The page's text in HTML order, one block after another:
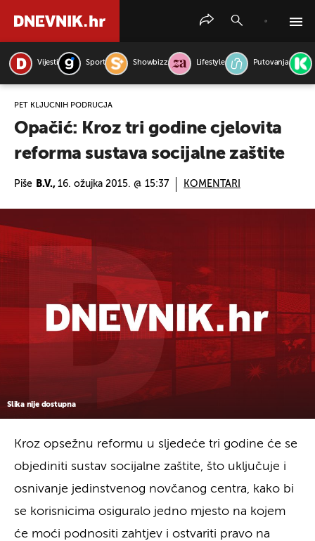
Vijesti Sport Showbizz Lifestyle Putovanja
PET KLJUČNIH PODRUČJA
Opačić: Kroz tri godine cjelovita
reforma sustava socijalne zaštite
Piše B.V., 16. ožujka 2015. @ 15:37 KOMENTARI
Slika nije dostupna
Kroz opsežnu reformu u sljedeće tri godine će se
objediniti sustav socijalne zaštite, što uključuje i
osnivanje jedinstvenog novčanog centra, kako bi
se korisnicima osiguralo jedno mjesto na kojem
će moći podnositi zahtjev i ostvariti pravo na
PRETRAŽITE VIJESTI